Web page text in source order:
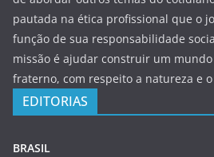
pautada na ética profissional que o
função de sua responsabilidade
missão é ajudar construir um
fraterno, com respeito a natureza e
EDITORIAS
BRASIL